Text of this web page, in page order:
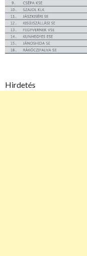
Hirdetés